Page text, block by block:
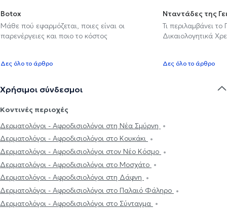
Botox
Μάθε πού εφαρμόζεται, ποιες είναι οι
παρενέργειες και ποιο το κόστος
Δες όλο το άρθρο
Νταντάδες της
Τι περιλαμβάνει
Δικαιολογητικά
Δες όλο το άρθρο
Χρήσιμοι σύνδεσμοι
Κοντινές περιοχές
Δερματολόγοι - Αφροδισιολόγοι στη Νέα Σμύρνη
Δερματολόγοι - Αφροδισιολόγοι στο Κουκάκι
Δερματολόγοι - Αφροδισιολόγοι στον Νέο Κόσμο
Δερματολόγοι - Αφροδισιολόγοι στο Μοσχάτο
Δερματολόγοι - Αφροδισιολόγοι στη Δάφνη
Δερματολόγοι - Αφροδισιολόγοι στο Παλαιό Φάληρο
Δερματολόγοι - Αφροδισιολόγοι στο Σύνταγμα